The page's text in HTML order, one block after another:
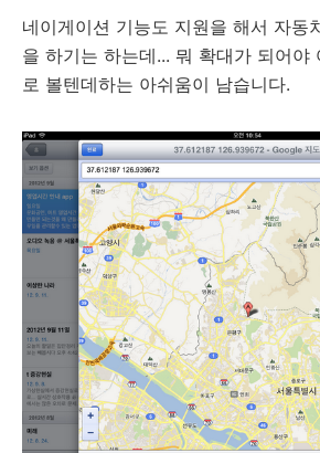
네이게이션 기능도 지원을 해서 자동
을 하기는 하는데... 뭐 확대가 되어야
로 볼텐데하는 아쉬움이 남습니다.